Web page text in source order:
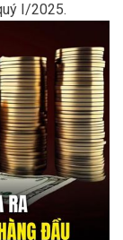
I/2025.